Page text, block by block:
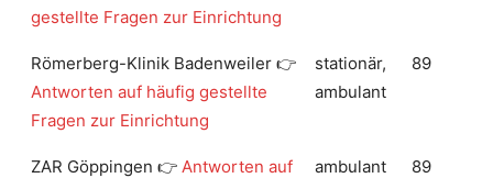
gestellte Fragen zur Einrichtung
Römerberg-Klinik Badenweiler 👉
Antworten auf häufig gestellte
Fragen zur Einrichtung
stationär,
ambulant
89
ZAR Göppingen 👉 Antworten auf
ambulant 89